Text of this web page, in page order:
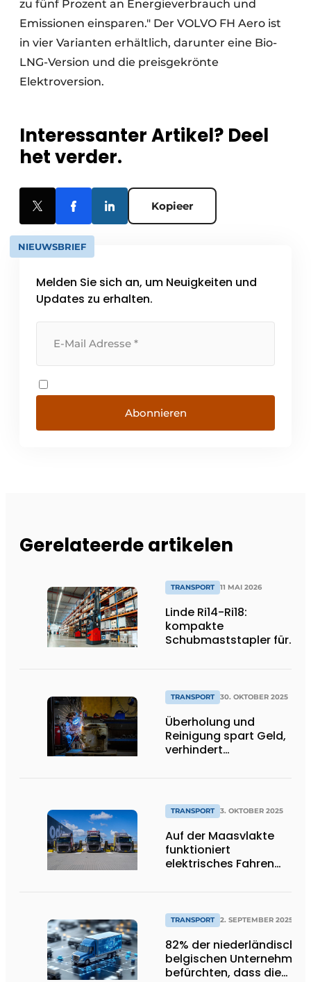
zu fünf Prozent an Energieverbrauch und
Emissionen einsparen." Der VOLVO FH Aero ist
in vier Varianten erhältlich, darunter eine Bio-
LNG-Version und die preisgekrönte
Elektroversion.
Interessanter Artikel? Deel
het verder.
Kopieer
NIEUWSBRIEF
Melden Sie sich an, um Neuigkeiten und
Updates zu erhalten.
Abonnieren
Gerelateerde artikelen
TRANSPORT 11 MAI 2026
Linde Ri14-Ri18:
kompakte
Schubmaststapler für
TRANSPORT 30. OKTOBER 2025
Überholung und
Reinigung spart Geld,
verhindert
TRANSPORT 3. OKTOBER 2025
Auf der Maasvlakte
funktioniert
elektrisches Fahren
TRANSPORT 2. SEPTEMBER 2025
82% der
belgischen Unternehmen
befürchten, dass die